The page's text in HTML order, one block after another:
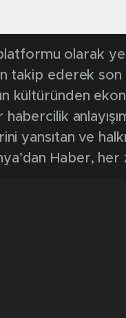
olarak
takip ederek
kültüründen
yansıtan ve
Haber, her